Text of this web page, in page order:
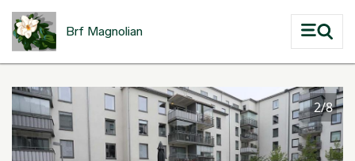
Brf Magnolian
2/8